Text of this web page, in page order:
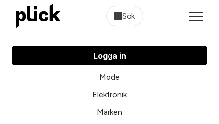
Sök
Logga in
Mode
Elektronik
Märken